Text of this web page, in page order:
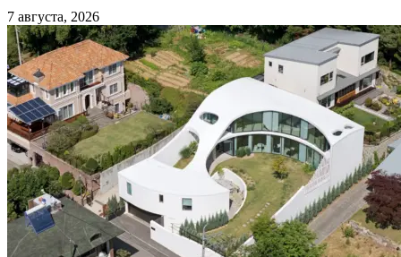
7 августа, 2026